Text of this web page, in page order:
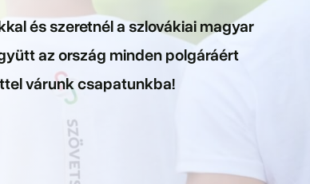
és szeretnél a szlovákiai magyar
az ország minden polgáráért
várunk csapatunkba!